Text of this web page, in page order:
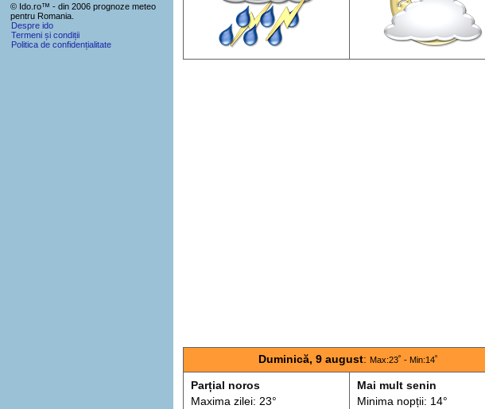
Duminică, 9 august:Max:23˚ - Min:14˚
Parțial noros
Maxima zilei: 23°
Mai mult senin
Minima nopții: 14°
© Ido.ro™ - din 2006 prognoze meteo
pentru Romania.
Despre ido
Termeni și condiții
Politica de confidențialitate